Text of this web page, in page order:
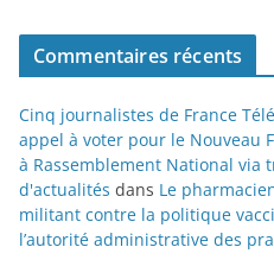
Commentaires récents
Cinq journalistes de France
appel à voter pour le Nouveau
à Rassemblement National via
d'actualités dans Le
militant contre la politique
l’autorité administrative des